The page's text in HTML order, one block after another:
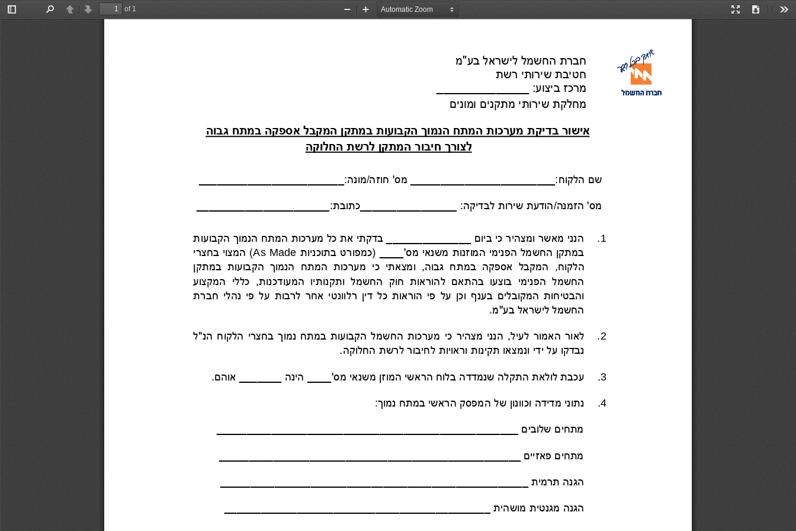
Toggle
PreviousNext
of 1
Presentation
Download
Zoom
Zoom
חברת החשמל לישראל בע"מ
                                                   חטיבת שירותי רשת
     ______________ :מרכז ביצוע
מחלקת שירותי מתקנים ומונים
אישור בדיקת
מערכות המתח הנמוך הקבועות במתקן המקבל אספקה במתח גבוה
לצורך חיבור המתקן לרשת החלוקה
שם הלקוח:_ מס' חוזה/מונה:____________
מס' הזמנה/הודעת שירות לבד________ :יקה
1 הנני מאשר ומצהיר כי ביום ______________ בדקתי את כל מערכות המתח הנמוך הקבועות
במתקן החשמל הפנימי
המוזנות משנאי מס'____ (כמפורט בתוכניות As Made
) המצוי בחצרי
הלקוח המקבל אספקה במתח גבוה ומצאתי כי מערכות המתח הנמוך הקבועות במתקן
החשמל הפנימי
בוצעו בהתאם להוראות חוק החשמל ותקנותיו המעודכנות,
כללי המקצוע
והבטיחות המקובלים בענף וכן על פי הוראות כל דין רלוונטי אחר לרבות על פי נהלי חברת
החשמל לישראל בע"מ.
2 לאור האמור לעיל, הנני מצהיר כי מערכות החשמל הקבועות במתח נמוך בחצרי הלקוח הנ"ל
נבדקו על ידי ונמצאו תקינות וראויות לחיבור לרשת החלוקה
3 עכבת לולאת התקלה שנמדדה בלוח הראשי המוזן משנאי מס'____ הינה _ __ אוהם
4 נתוני מדידה וכוונון של המפסק הראשי במתח נמוך:
__________________________________________________ מתחים שלובים
__________________________________________________ מתחים פאזיים
הגנה תרמית ________________
הגנה מגנטית מושהית